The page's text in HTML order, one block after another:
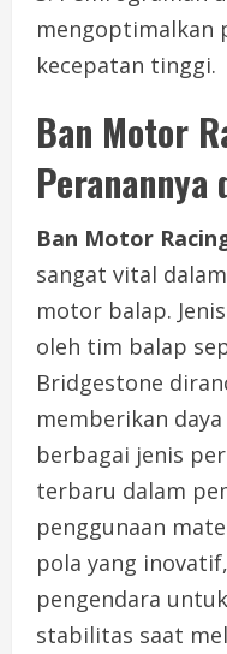
mengoptimalkan
kecepatan tinggi.
Ban Motor
Peranannya
Ban Motor
sangat vital
motor balap.
oleh tim balap
Bridgestone
memberikan
berbagai jenis
terbaru dalam
penggunaan
pola yang
pengendara
stabilitas saat